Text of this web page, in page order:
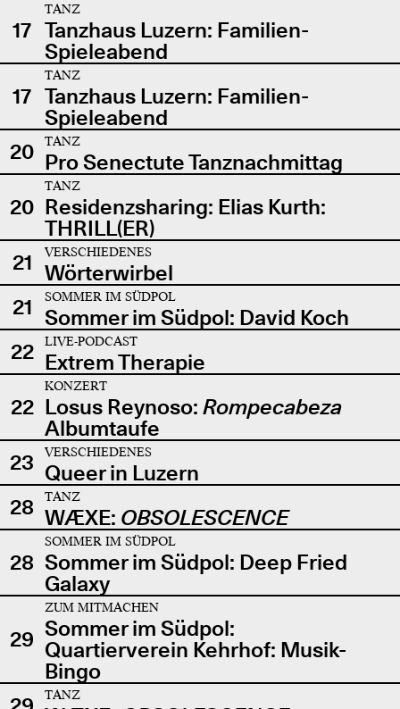
17
TANZ
Tanzhaus Luzern: Familien-
Spieleabend
17
TANZ
Tanzhaus Luzern: Familien-
Spieleabend
20
TANZ
Pro Senectute Tanznachmittag
20
TANZ
Residenzsharing: Elias Kurth:
THRILL(ER)
21
VERSCHIEDENES
Wörterwirbel
21
SOMMER IM SÜDPOL
Sommer im Südpol: David Koch
22
LIVE-PODCAST
Extrem Therapie
22
KONZERT
Losus Reynoso: Rompecabeza
Albumtaufe
23
VERSCHIEDENES
Queer in Luzern
28
TANZ
WÆXE: OBSOLESCENCE
28
SOMMER IM SÜDPOL
Sommer im Südpol: Deep Fried
Galaxy
29
ZUM MITMACHEN
Sommer im Südpol:
Quartierverein Kehrhof: Musik-
Bingo
TANZ